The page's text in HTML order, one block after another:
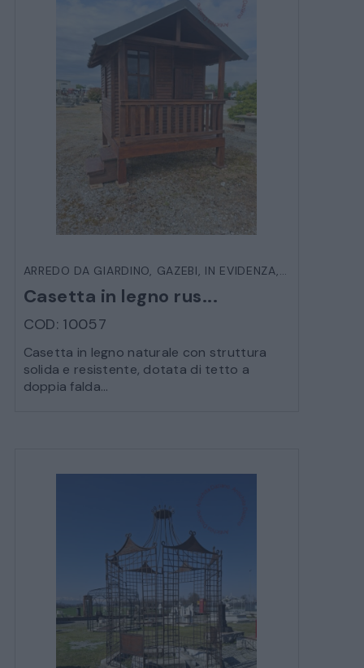
ARREDO DA GIARDINO, GAZEBI, IN EVIDENZA, VARIE DA
Casetta in legno rus...
COD: 10057
Casetta in legno naturale con struttura
solida e resistente, dotata di tetto a
doppia falda...